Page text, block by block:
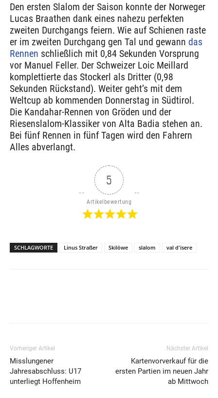
Den ersten Slalom der Saison konnte der Norweger
Lucas Braathen dank eines nahezu perfekten
zweiten Durchgangs feiern. Wie auf Schienen raste
er im zweiten Durchgang gen Tal und gewann das
Rennen schließlich mit 0,84 Sekunden Vorsprung
vor Manuel Feller. Der Schweizer Loic Meillard
komplettierte das Stockerl als Dritter (0,98
Sekunden Rückstand). Weiter geht’s mit dem
Weltcup ab kommenden Donnerstag in Südtirol.
Die Kandahar-Rennen von Gröden und der
Riesenslalom-Klassiker von Alta Badia stehen an.
Bei fünf Rennen in fünf Tagen wird den Fahrern
Alles abverlangt.
5
Artikelbewertung
SCHLAGWORTE Linus Straßer Skilöwe slalom val d'isere
Vorheriger Artikel
Misslungener
Jahresabschluss: U17
unterliegt Hoffenheim
Nächster Artikel
Kartenvorverkauf für die
ersten Partien im neuen Jahr
ab Mittwoch